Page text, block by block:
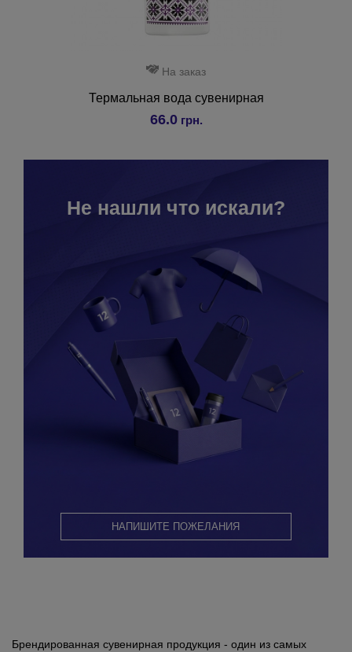
На заказ
Термальная вода сувенирная
66.0грн.
Не нашли что искали?
НАПИШИТЕ ПОЖЕЛАНИЯ
Брендированная сувенирная продукция - один из самых